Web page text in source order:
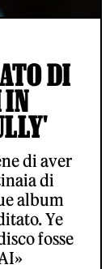
DI
IN
di aver
di
album
Ye
fosse